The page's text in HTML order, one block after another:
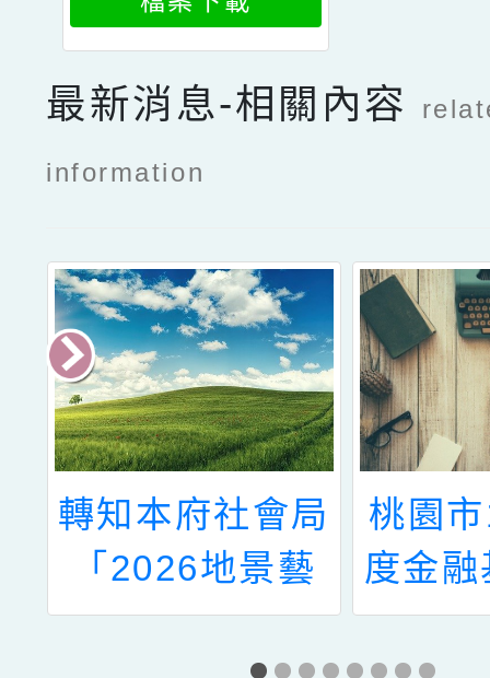
最新消息-相關內容
information
轉知本府社會局
「2026地景藝
術節」志工召募
桃園
度金
教學